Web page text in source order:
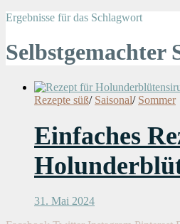
Ergebnisse für das Schlagwort
Selbstgemachter
Rezepte süß/ Saisonal/ Sommer
Einfaches
31. Mai 2024